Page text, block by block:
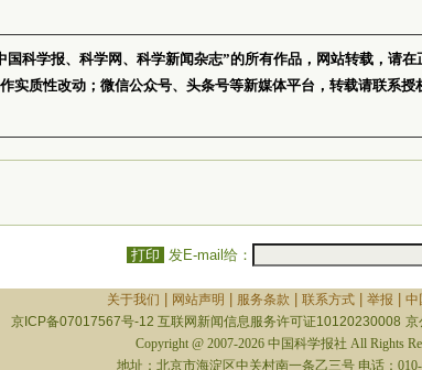
国科学报、科学网、科学新闻杂志”的所有作品，网站转载，请在
实质性改动；微信公众号、头条号等新媒体平台，转载请联系授
打印 发E-mail给：
关于我们 网站声明 服务条款 联系方式| 举报
中
京ICP备07017567号-12 互联网新闻信息服务许可证10120230008 京
Copyright @ 2007-2026 中国科学报社 All Rights
地址：北京市海淀区中关村南一条乙三号 电话：010-